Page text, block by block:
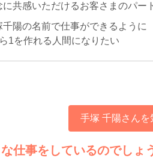
に共感いただけるお客さまのパー
千陽の名前で仕事ができるように
1を作れる人間になりたい
手塚 千陽さんを
仕事をしているのでしょ